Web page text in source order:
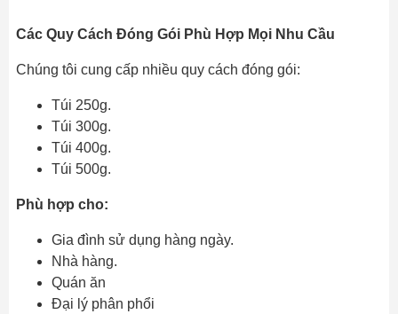
Các Quy Cách Đóng Gói Phù Hợp Mọi Nhu Cầu
Chúng tôi cung cấp nhiều quy cách đóng gói:
Túi 250g.
Túi 300g.
Túi 400g.
Túi 500g.
Phù hợp cho:
Gia đình sử dụng hàng ngày.
Nhà hàng.
Quán ăn
Đại lý phân phổi